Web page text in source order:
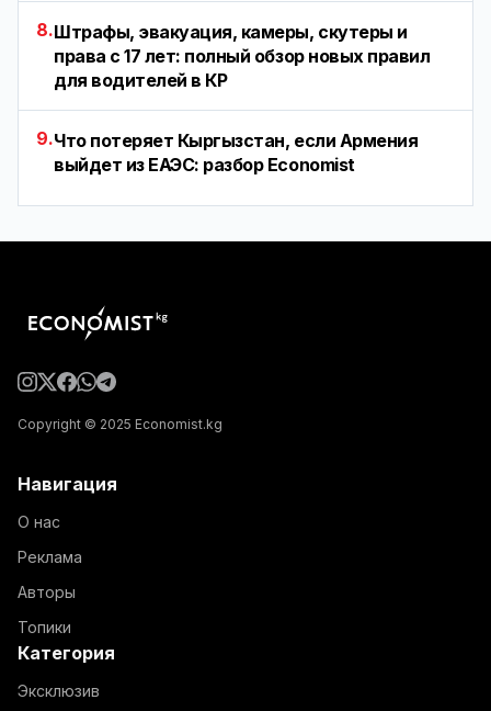
8.Штрафы, эвакуация, камеры, скутеры и
права с 17 лет: полный обзор новых правил
для водителей в КР
9.Что потеряет Кыргызстан, если Армения
выйдет из ЕАЭС: разбор Economist
Copyright © 2025 Economist.kg
Навигация
О нас
Реклама
Авторы
Топики
Категория
Эксклюзив